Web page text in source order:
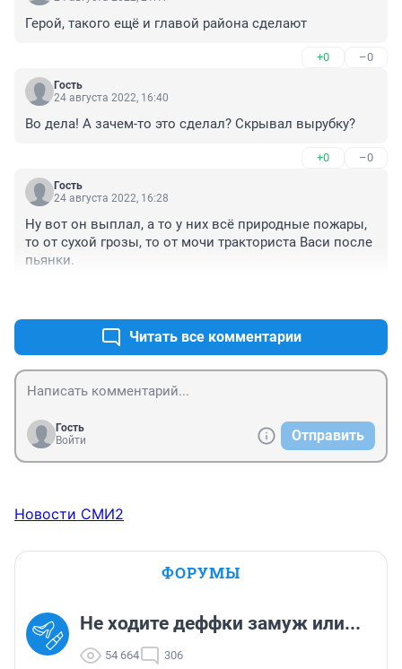
Герой, такого ещё и главой района сделают
+0 –0
Гость
24 августа 2022, 16:40
Во дела! А зачем-то это сделал? Скрывал вырубку?
+0 –0
Гость
24 августа 2022, 16:28
Ну вот он выплал, а то у них всё природные пожары,
то от сухой грозы, то от мочи тракториста Васи после
пьянки.
Читать все комментарии
Гость
Войти
Отправить
Новости СМИ2
ФОРУМЫ
Не ходите деффки замуж или...
54 664 306